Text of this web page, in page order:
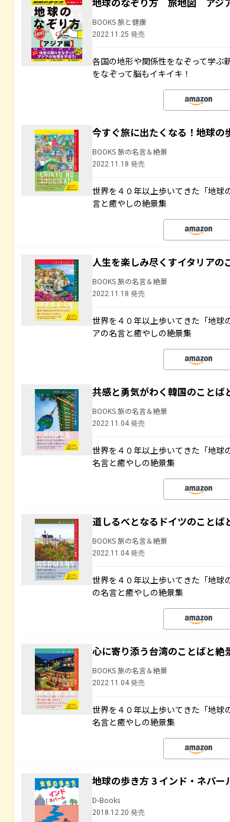
BOOKS 旅と健康
2022.11.25 発売
各国の地形や関係性をなぞって学ぶ
をなぞって脳もイキイキ！
今すぐ旅に出たくなる！地球の
BOOKS 旅の名言＆絶景
2022.11.18 発売
世界を４０年以上歩いてきた「地球
言と癒やしの絶景集
人生を楽しみ尽くすイタリアの
BOOKS 旅の名言＆絶景
2022.11.18 発売
世界を４０年以上歩いてきた「地球
アの名言と癒やしの絶景集
共感と勇気がわく韓国のことば
BOOKS 旅の名言＆絶景
2022.11.04 発売
世界を４０年以上歩いてきた「地球
名言と癒やしの絶景集
道しるべとなるドイツのことば
BOOKS 旅の名言＆絶景
2022.11.04 発売
世界を４０年以上歩いてきた「地球
の名言と癒やしの絶景集
心に寄り添う台湾のことばと絶
BOOKS 旅の名言＆絶景
2022.11.04 発売
世界を４０年以上歩いてきた「地球
名言と癒やしの絶景集
地球の歩き方 3 インド・ネパー
D-Books
2018.12.20 発売